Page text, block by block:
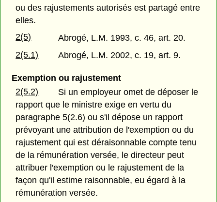
ou des rajustements autorisés est partagé entre
elles.
2(5)
Abrogé, L.M. 1993, c. 46, art. 20.
2(5.1)
Abrogé, L.M. 2002, c. 19, art. 9.
Exemption ou rajustement
2(5.2)
Si un employeur omet de déposer le
rapport que le ministre exige en vertu du
paragraphe 5(2.6) ou s'il dépose un rapport
prévoyant une attribution de l'exemption ou du
rajustement qui est déraisonnable compte tenu
de la rémunération versée, le directeur peut
attribuer l'exemption ou le rajustement de la
façon qu'il estime raisonnable, eu égard à la
rémunération versée.